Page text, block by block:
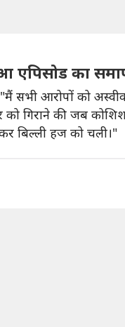
एपिसोड का
सभी आरोपों को
गिराने की जब
बिल्ली हज को चली।"